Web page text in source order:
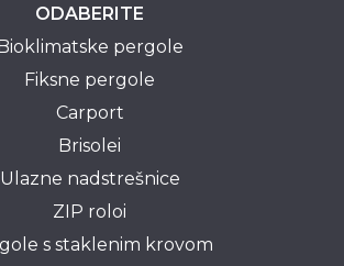
ODABERITE
Bioklimatske pergole
Fiksne pergole
Carport
Brisolei
Ulazne nadstrešnice
ZIP roloi
s staklenim krovom